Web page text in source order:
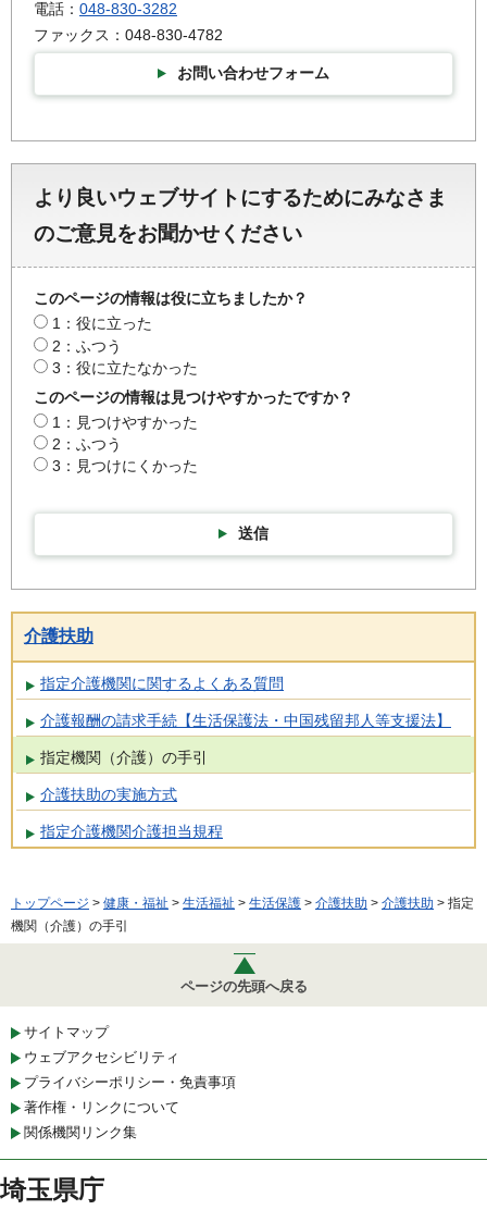
電話： 048-830-3282
ファックス：048-830-4782
お問い合わせフォーム
より良いウェブサイトにするためにみなさま
のご意見をお聞かせください
このページの情報は役に立ちましたか？
1：役に立った
2：ふつう
3：役に立たなかった
このページの情報は見つけやすかったですか？
1：見つけやすかった
2：ふつう
3：見つけにくかった
送信
介護扶助
指定介護機関に関するよくある質問
介護報酬の請求手続【生活保護法・中国残留邦人等支援法】
指定機関（介護）の手引
介護扶助の実施方式
指定介護機関介護担当規程
トップページ > 健康・福祉 > 生活福祉 > 生活保護 > 介護扶助 > 介護扶助 > 指定
機関（介護）の手引
ページの先頭へ戻る
サイトマップ
ウェブアクセシビリティ
プライバシーポリシー・免責事項
著作権・リンクについて
関係機関リンク集
埼玉県庁